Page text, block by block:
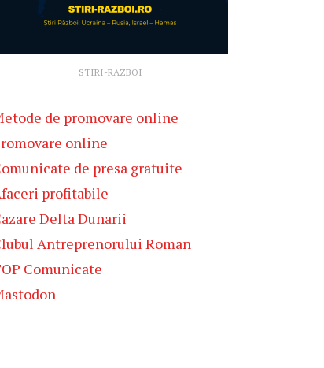
STIRI-RAZBOI
de promovare online
online
de presa gratuite
profitabile
Delta Dunarii
Antreprenorului Roman
Comunicate